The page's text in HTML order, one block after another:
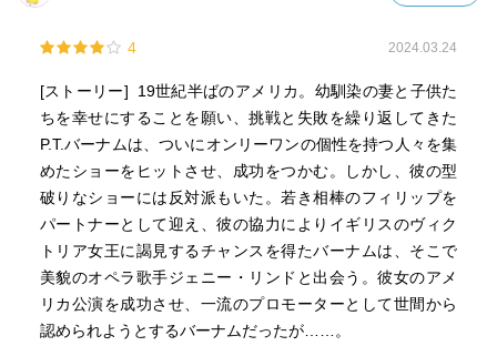
4 2024.03.24
[ストーリー] 19世紀半ばのアメリカ。幼馴染の妻と子供た
ちを幸せにすることを願い、挑戦と失敗を繰り返してきた
P.T.バーナムは、ついにオンリーワンの個性を持つ人々を集
めたショーをヒットさせ、成功をつかむ。しかし、彼の型
破りなショーには反対派もいた。若き相棒のフィリップを
パートナーとして迎え、彼の協力によりイギリスのヴィク
トリア女王に謁見するチャンスを得たバーナムは、そこで
美貌のオペラ歌手ジェニー・リンドと出会う。彼女のアメ
リカ公演を成功させ、一流のプロモーターとして世間から
認められようとするバーナムだったが……。